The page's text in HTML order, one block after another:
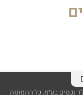
נכסים בע״מ. כל התמונות